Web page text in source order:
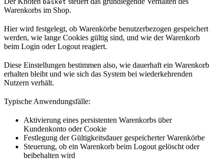
basket
Warenkorbs im Shop.
Hier wird festgelegt, ob Warenkörbe benutzerbezogen gespeichert
werden, wie lange Cookies gültig sind, und wie der Warenkorb
beim Login oder Logout reagiert.
Diese Einstellungen bestimmen also, wie dauerhaft ein Warenkorb
erhalten bleibt und wie sich das System bei wiederkehrenden
Nutzern verhält.
Typische Anwendungsfälle:
Aktivierung eines persistenten Warenkorbs über
Kundenkonto oder Cookie
Festlegung der Gültigkeitsdauer gespeicherter Warenkörbe
Steuerung, ob ein Warenkorb beim Logout gelöscht oder
beibehalten wird